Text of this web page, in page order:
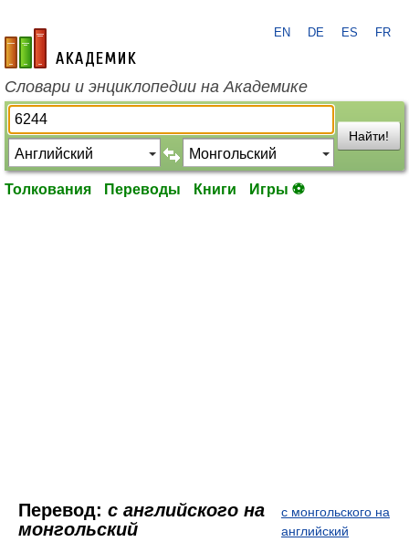
academic.ru
EN DE ES FR
Словари и энциклопедии на Академике
Найти!
Толкования Переводы Книги Игры ⚽
Перевод: с английского на
монгольский
с монгольского на
английский